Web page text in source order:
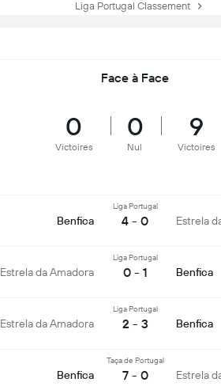
Liga Portugal Classement
Face à Face
0
Victoires
0
Nul
9
Victoires
Benfica
Liga Portugal
4 - 0 Estrela
Estrela da Amadora
Liga Portugal
0 - 1 Benfica
Estrela da Amadora
Liga Portugal
2 - 3 Benfica
Benfica
Taça de Portugal
7 - 0 Estrela